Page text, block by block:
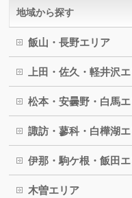
地域から探す
飯山・長野エリア
上田・佐久・軽井沢
松本・安曇野・白馬
諏訪・蓼科・白樺湖
伊那・駒ケ根・飯田
木曽エリア